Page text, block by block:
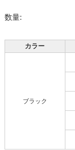
数量:
カラー
ブラック